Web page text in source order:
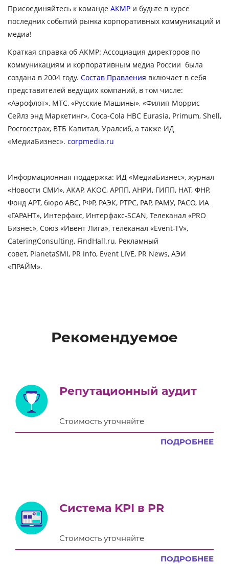
Присоединяйтесь к команде АКМР и будьте в курсе
последних событий рынка корпоративных коммуникаций и
медиа!
Краткая справка об АКМР: Ассоциация директоров по
коммуникациям и корпоративным медиа России была
создана в 2004 году. Состав Правления включает в себя
представителей ведущих компаний, в том числе:
«Аэрофлот», МТС, «Русские Машины», «Филип Моррис
Сейлз энд Маркетинг», Coca-Cola HBC Eurasia, Primum, Shell,
Росгосстрах, ВТБ Капитал, Уралсиб, а также ИД
«МедиаБизнес». corpmedia.ru
Информационная поддержка: ИД «МедиаБизнес», журнал
«Новости СМИ», АКАР, АКОС, АРПП, АНРИ, ГИПП, НАТ, ФНР,
Фонд АРТ, бюро АВС, РФР, РАЭК, РТРС, РАР, РАМУ, РАСО, ИА
«ГАРАНТ», Интерфакс, Интерфакс-SCAN, Телеканал «PRO
Бизнес», Союз «Ивент Лига», телеканал «Event-TV»,
CateringConsulting, FindHall.ru, Рекламный
совет, PlanetaSMI, PR Info, Event LIVE, PR News, АЭИ
«ПРАЙМ».
Рекомендуемое
Репутационный аудит
Стоимость уточняйте
ПОДРОБНЕЕ
Система KPI в PR
Стоимость уточняйте
ПОДРОБНЕЕ